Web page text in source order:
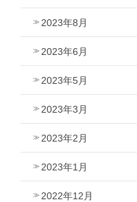
2023年8月
2023年6月
2023年5月
2023年3月
2023年2月
2023年1月
2022年12月